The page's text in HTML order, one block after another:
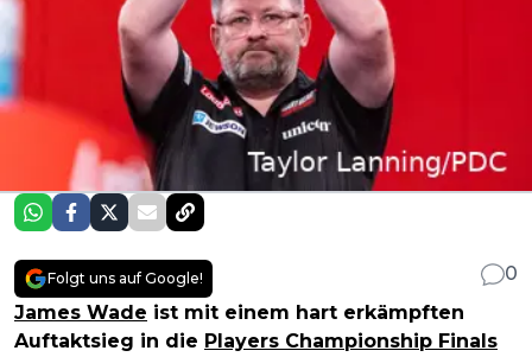
Folgt uns auf Google!
0
James Wade ist mit einem hart erkämpften
Auftaktsieg in die Players Championship Finals